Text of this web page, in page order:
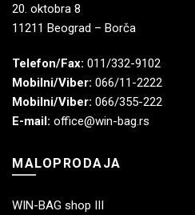
20. oktobra 8
11211 Beograd – Borča
Telefon/Fax: 011/332-9102
Mobilni/Viber: 066/11-2222
Mobilni/Viber: 066/355-222
E-mail: office@win-bag.rs
MALOPRODAJA
WIN-BAG shop III